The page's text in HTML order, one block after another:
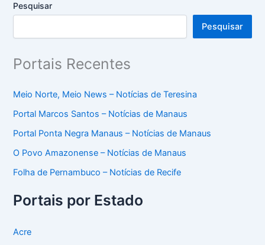
Pesquisar
Pesquisar
Portais Recentes
Meio Norte, Meio News – Notícias de Teresina
Portal Marcos Santos – Notícias de Manaus
Portal Ponta Negra Manaus – Notícias de Manaus
O Povo Amazonense – Notícias de Manaus
Folha de Pernambuco – Notícias de Recife
Portais por Estado
Acre